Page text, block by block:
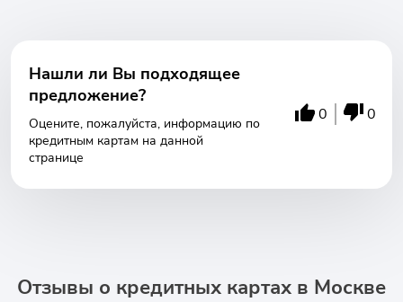
Нашли ли Вы подходящее
предложение?
Оцените, пожалуйста, информацию по
кредитным картам на данной
странице
0 0
Отзывы о кредитных картах в Москве